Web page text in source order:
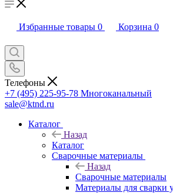
Избранные товары 0 Корзина 0
Телефоны
+7 (495) 225-95-78 Многоканальный
sale@ktnd.ru
Каталог
Назад
Каталог
Сварочные материалы
Назад
Сварочные материалы
Материалы для сварки